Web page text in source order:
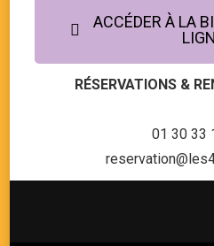
ACCÉDER À LA
RÉSERVATIONS &
01 30 33